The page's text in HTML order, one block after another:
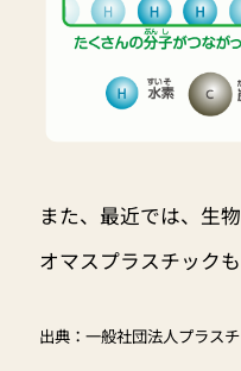
また、最近では、生
オマスプラスチックも
出典：一般社団法人プラス